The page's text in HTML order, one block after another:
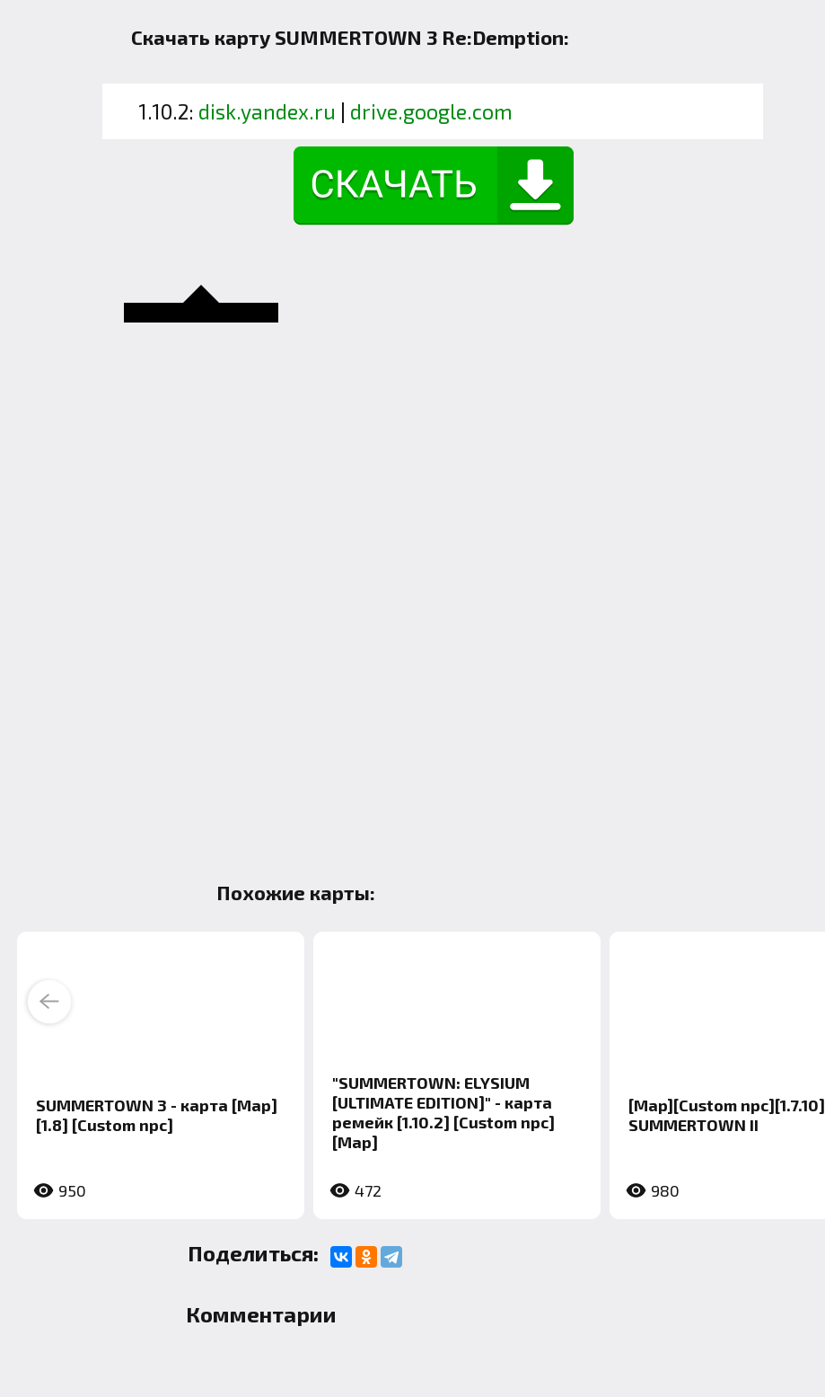
Скачать карту SUMMERTOWN 3 Re:Demption:
1.10.2: disk.yandex.ru | drive.google.com
Похожие карты:
SUMMERTOWN 3 - карта [Map]
[1.8] [Custom npc]
950
"SUMMERTOWN: ELYSIUM
[ULTIMATE EDITION]" - карта
ремейк [1.10.2] [Custom npc]
[Map]
472
[Map][Custom npc][1.7.10]
SUMMERTOWN II
980
Previous
Поделиться:
Комментарии